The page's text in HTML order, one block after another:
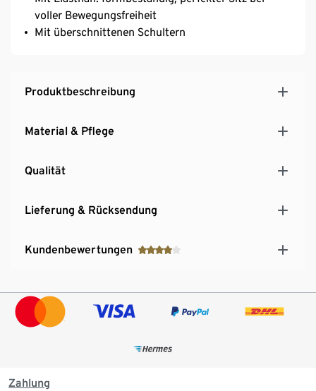
voller Bewegungsfreiheit
Mit überschnittenen Schultern
Produktbeschreibung
Material & Pflege
Qualität
Lieferung & Rücksendung
Kundenbewertungen
Zahlung